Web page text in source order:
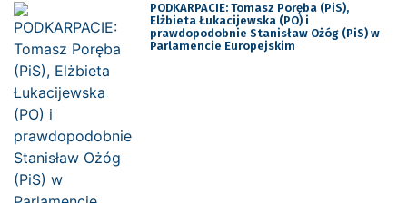
PODKARPACIE: Tomasz Poręba (PiS),
Elżbieta Łukacijewska (PO) i
prawdopodobnie Stanisław Ożóg (PiS) w
Parlamencie Europejskim